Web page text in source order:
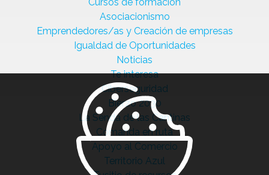
Asociacionismo
Emprendedores/as y Creación de empresas
Igualdad de Oportunidades
Noticias
Te interesa
Ciberseguridad
Bierzo 2030
La Senda de las Cantinas
Comanda en ruta
Apoyo al Comercio
Territorio Azul